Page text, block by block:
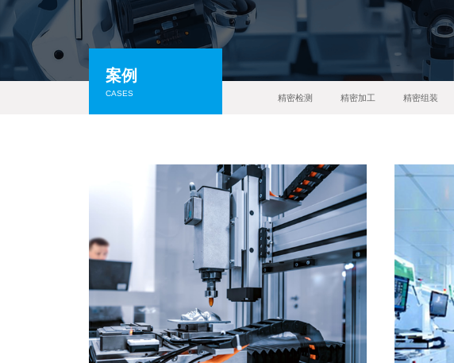
案例
CASES 精密检测 精密加工 精密组装